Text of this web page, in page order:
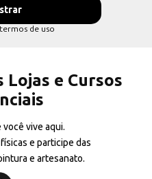
de uso
Lojas e Cursos
vive aqui.
e participe das
e artesanato.